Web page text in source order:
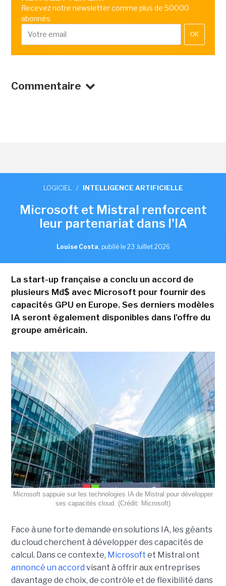
Recevez notre newsletter comme plus de 50000
abonnés
OK
Commentaire
LOGICIEL / INTELLIGENCE ARTIFICIELLE
Microsoft et Mistral renforcent
leur partenariat dans l'IA
Louise Costa, publié le 23 Juillet 2026
La start-up française a conclu un accord de
plusieurs Md$ avec Microsoft pour fournir des
capacités GPU en Europe. Ses derniers modèles
IA seront également disponibles dans l'offre du
groupe américain.
Microsoft sappuie sur les technologies IA de Mistral pour développer
ses capacités cloud. (Crédit: Microsoft)
Face à une forte demande en solutions IA, les géants
du cloud cherchent à développer des capacités de
calcul. Dans ce contexte, Microsoft et Mistral ont
annoncé un accord visant à offrir aux entreprises
davantage de choix, de contrôle et de flexibilité dans